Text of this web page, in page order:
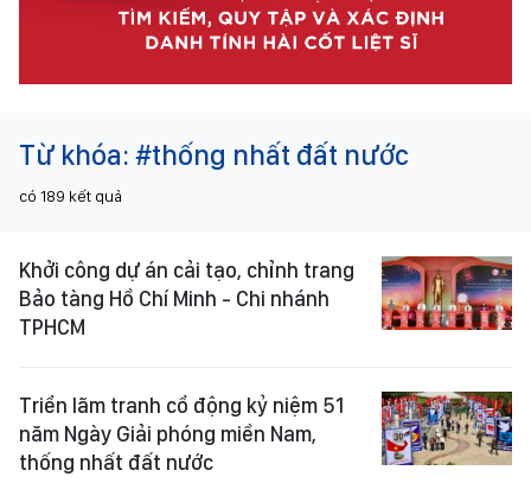
Từ khóa: #thống nhất đất nước
có 189 kết quả
Khởi công dự án cải tạo, chỉnh trang
Bảo tàng Hồ Chí Minh - Chi nhánh
TPHCM
Triển lãm tranh cổ động kỷ niệm 51
năm Ngày Giải phóng miền Nam,
thống nhất đất nước